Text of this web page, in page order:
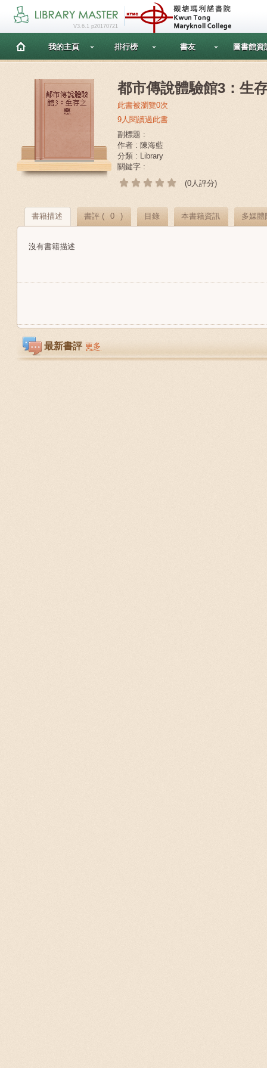
V3.6.1 p20170721
我的主頁 排行榜 書友 圖書館資
都市傳說體驗館3：生
此書被瀏覽0次
9人閱讀過此書
副標題 :
作者 : 陳海藍
分類 : Library
關鍵字 :
(0人評分)
書籍描述 書評 ( 0 ) 目錄 本書籍資訊 多媒體
沒有書籍描述
最新書評 更多